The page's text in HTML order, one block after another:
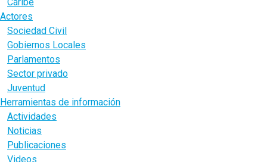
Actores
Sociedad Civil
Gobiernos Locales
Parlamentos
Sector privado
Juventud
Herramientas de información
Actividades
Noticias
Publicaciones
Videos